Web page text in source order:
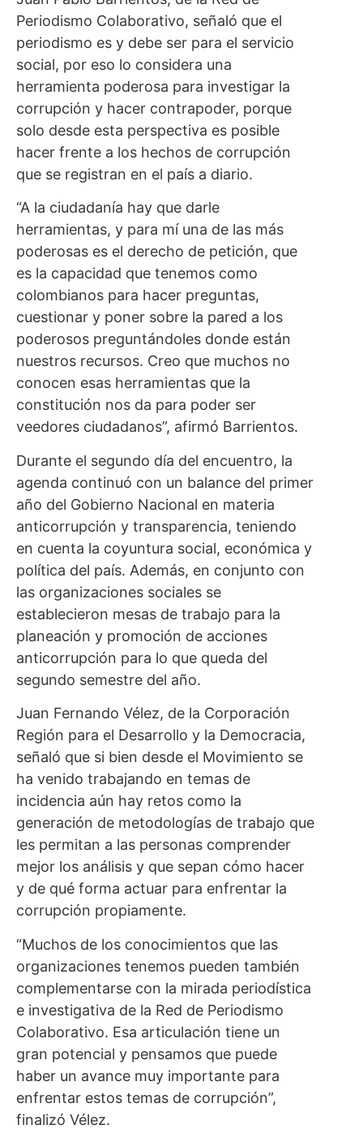
Periodismo Colaborativo, señaló que el
periodismo es y debe ser para el servicio
social, por eso lo considera una
herramienta poderosa para investigar la
corrupción y hacer contrapoder, porque
solo desde esta perspectiva es posible
hacer frente a los hechos de corrupción
que se registran en el país a diario.
“A la ciudadanía hay que darle
herramientas, y para mí una de las más
poderosas es el derecho de petición, que
es la capacidad que tenemos como
colombianos para hacer preguntas,
cuestionar y poner sobre la pared a los
poderosos preguntándoles donde están
nuestros recursos. Creo que muchos no
conocen esas herramientas que la
constitución nos da para poder ser
veedores ciudadanos”, afirmó Barrientos.
Durante el segundo día del encuentro, la
agenda continuó con un balance del primer
año del Gobierno Nacional en materia
anticorrupción y transparencia, teniendo
en cuenta la coyuntura social, económica y
política del país. Además, en conjunto con
las organizaciones sociales se
establecieron mesas de trabajo para la
planeación y promoción de acciones
anticorrupción para lo que queda del
segundo semestre del año.
Juan Fernando Vélez, de la Corporación
Región para el Desarrollo y la Democracia,
señaló que si bien desde el Movimiento se
ha venido trabajando en temas de
incidencia aún hay retos como la
generación de metodologías de trabajo que
les permitan a las personas comprender
mejor los análisis y que sepan cómo hacer
y de qué forma actuar para enfrentar la
corrupción propiamente.
“Muchos de los conocimientos que las
organizaciones tenemos pueden también
complementarse con la mirada periodística
e investigativa de la Red de Periodismo
Colaborativo. Esa articulación tiene un
gran potencial y pensamos que puede
haber un avance muy importante para
enfrentar estos temas de corrupción”,
finalizó Vélez.